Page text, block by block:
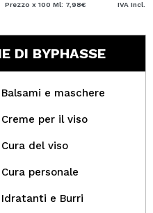
Prezzo x 100 Ml: 7,98€ IVA Incl.
DI BYPHASSE
Balsami e maschere
Creme per il viso
Cura del viso
Cura personale
Idratanti e Burri